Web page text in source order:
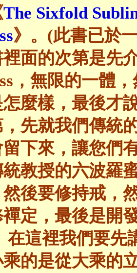
The Sixfold
》。(此書已於
面的次第是先
，無限的一體
麼樣，最後才
先就我們傳統
下來，讓您們
教授的六波羅
後要修持戒，
定，最後是開
在這裡我們要先
的是從大乘的